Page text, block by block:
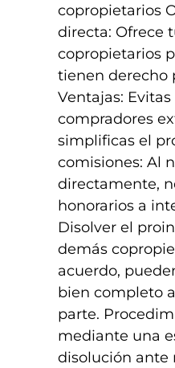
copropietarios
directa: Ofrece
copropietarios
tienen derecho
Ventajas:
compradores
simplificas el
comisiones: Al
directamente,
honorarios a
Disolver el
demás
acuerdo,
bien completo
parte.
mediante una
disolución ante